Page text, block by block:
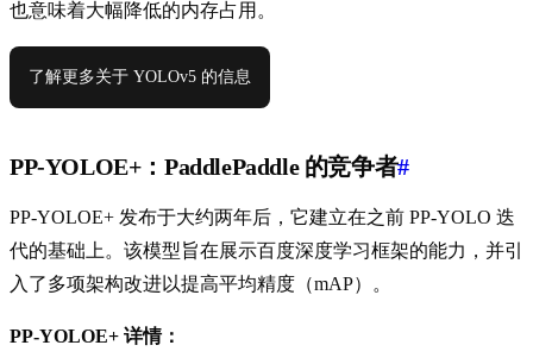
也意味着大幅降低的内存占用。
了解更多关于 YOLOv5 的信息
PP-YOLOE+：PaddlePaddle 的竞争者#
PP-YOLOE+ 发布于大约两年后，它建立在之前 PP-YOLO 迭
代的基础上。该模型旨在展示百度深度学习框架的能力，并引
入了多项架构改进以提高平均精度（mAP）。
PP-YOLOE+ 详情：